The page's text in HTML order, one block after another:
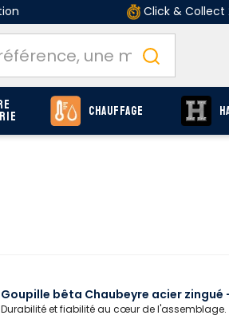
Click & Collect
Chauffage
Goupille bêta Chaubeyre acier zingué
Durabilité et fiabilité au cœur de l'assemblage.